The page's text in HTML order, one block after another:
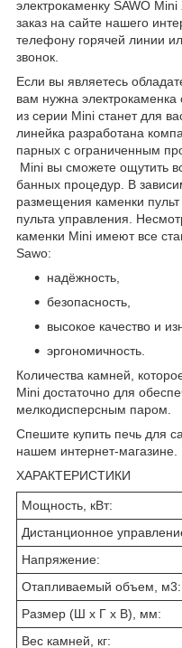
электрокаменку SAWO
заказ на сайте нашего
телефону горячей линии
звонок.
Если вы являетесь
вам нужна
из серии Mini станет для
линейка разработана
парных с ограниченным
Mini вы сможете ощутить
банных процедур. В
размещения каменки
пульта управления.
каменки Mini имеют все
Sawo:
надёжность,
безопасность,
высокое качество и
эргономичность.
Количества камней,
Mini достаточно для
мелкодисперсным паром.
Спешите купить печь для
нашем интернет-магазине.
ХАРАКТЕРИСТИКИ
Мощность, кВт:
Дистанционное
Напряжение:
Отапливаемый объем, м3:
Размер (Ш x Г x В), мм:
Вес камней, кг: